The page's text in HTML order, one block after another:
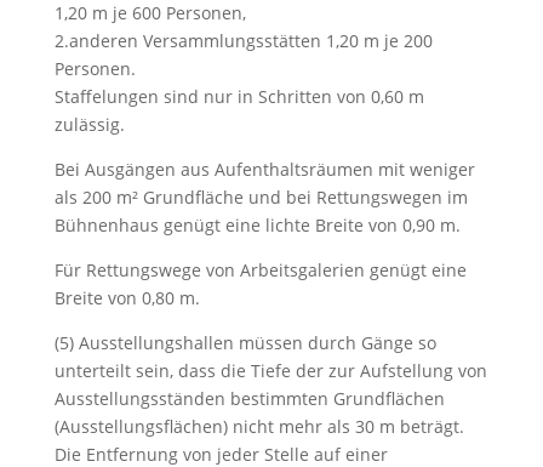
1,20 m je 600 Personen,
2.anderen Versammlungsstätten 1,20 m je 200
Personen.
Staffelungen sind nur in Schritten von 0,60 m
zulässig.
Bei Ausgängen aus Aufenthaltsräumen mit weniger
als 200 m² Grundfläche und bei Rettungswegen im
Bühnenhaus genügt eine lichte Breite von 0,90 m.
Für Rettungswege von Arbeitsgalerien genügt eine
Breite von 0,80 m.
(5) Ausstellungshallen müssen durch Gänge so
unterteilt sein, dass die Tiefe der zur Aufstellung von
Ausstellungsständen bestimmten Grundflächen
(Ausstellungsflächen) nicht mehr als 30 m beträgt.
Die Entfernung von jeder Stelle auf einer